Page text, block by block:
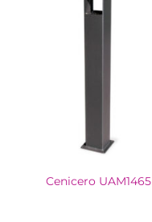
Cenicero UAM1465